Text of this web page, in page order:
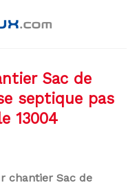
Sac de
septique pas
13004
chantier Sac de